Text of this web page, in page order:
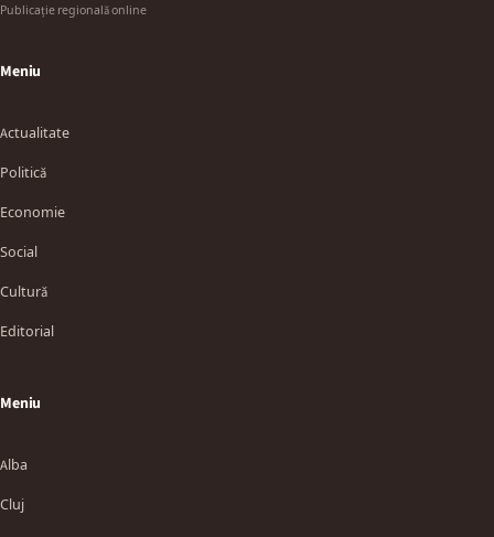
Publicație regională online
Meniu
Actualitate
Politică
Economie
Social
Cultură
Editorial
Meniu
Alba
Cluj